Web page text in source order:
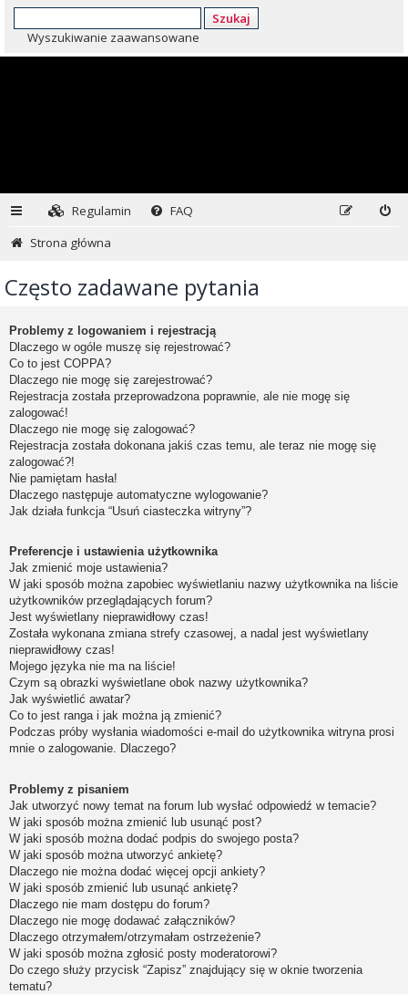
Szukaj
Wyszukiwanie zaawansowane
Regulamin
FAQ
Strona główna
Często zadawane pytania
Problemy z logowaniem i rejestracją
Dlaczego w ogóle muszę się rejestrować?
Co to jest COPPA?
Dlaczego nie mogę się zarejestrować?
Rejestracja została przeprowadzona poprawnie, ale nie mogę się
zalogować!
Dlaczego nie mogę się zalogować?
Rejestracja została dokonana jakiś czas temu, ale teraz nie mogę się
zalogować?!
Nie pamiętam hasła!
Dlaczego następuje automatyczne wylogowanie?
Jak działa funkcja “Usuń ciasteczka witryny”?
Preferencje i ustawienia użytkownika
Jak zmienić moje ustawienia?
W jaki sposób można zapobiec wyświetlaniu nazwy użytkownika na liście
użytkowników przeglądających forum?
Jest wyświetlany nieprawidłowy czas!
Została wykonana zmiana strefy czasowej, a nadal jest wyświetlany
nieprawidłowy czas!
Mojego języka nie ma na liście!
Czym są obrazki wyświetlane obok nazwy użytkownika?
Jak wyświetlić awatar?
Co to jest ranga i jak można ją zmienić?
Podczas próby wysłania wiadomości e-mail do użytkownika witryna prosi
mnie o zalogowanie. Dlaczego?
Problemy z pisaniem
Jak utworzyć nowy temat na forum lub wysłać odpowiedź w temacie?
W jaki sposób można zmienić lub usunąć post?
W jaki sposób można dodać podpis do swojego posta?
W jaki sposób można utworzyć ankietę?
Dlaczego nie można dodać więcej opcji ankiety?
W jaki sposób zmienić lub usunąć ankietę?
Dlaczego nie mam dostępu do forum?
Dlaczego nie mogę dodawać załączników?
Dlaczego otrzymałem/otrzymałam ostrzeżenie?
W jaki sposób można zgłosić posty moderatorowi?
Do czego służy przycisk “Zapisz” znajdujący się w oknie tworzenia
tematu?